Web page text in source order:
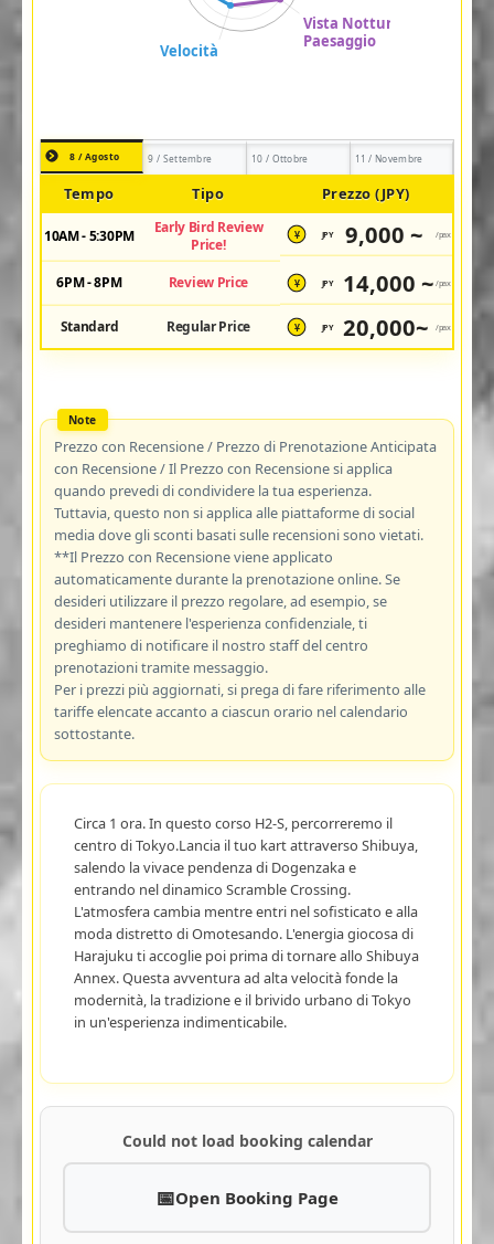
8 / Agosto 9 / Settembre 10 / Ottobre 11 / Novembre
Tempo Tipo Prezzo (JPY)
10AM - 5:30PM
Early Bird Review
Price!
¥ JPY 9,000 ~ /pax
6PM - 8PM Review Price ¥ JPY 14,000 ~ /pax
Standard Regular Price ¥ JPY 20,000~ /pax
Prezzo con Recensione / Prezzo di Prenotazione Anticipata
con Recensione / Il Prezzo con Recensione si applica
quando prevedi di condividere la tua esperienza.
Tuttavia, questo non si applica alle piattaforme di social
media dove gli sconti basati sulle recensioni sono vietati.
**Il Prezzo con Recensione viene applicato
automaticamente durante la prenotazione online. Se
desideri utilizzare il prezzo regolare, ad esempio, se
desideri mantenere l'esperienza confidenziale, ti
preghiamo di notificare il nostro staff del centro
prenotazioni tramite messaggio.
Per i prezzi più aggiornati, si prega di fare riferimento alle
tariffe elencate accanto a ciascun orario nel calendario
sottostante.
Circa 1 ora. In questo corso H2-S, percorreremo il
centro di Tokyo.Lancia il tuo kart attraverso Shibuya,
salendo la vivace pendenza di Dogenzaka e
entrando nel dinamico Scramble Crossing.
L'atmosfera cambia mentre entri nel sofisticato e alla
moda distretto di Omotesando. L'energia giocosa di
Harajuku ti accoglie poi prima di tornare allo Shibuya
Annex. Questa avventura ad alta velocità fonde la
modernità, la tradizione e il brivido urbano di Tokyo
in un'esperienza indimenticabile.
Could not load booking calendar
Open Booking Page